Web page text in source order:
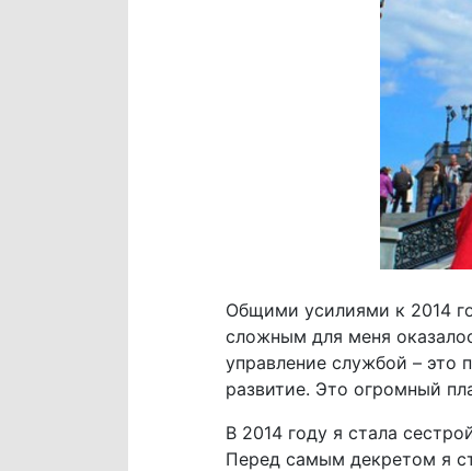
Общими усилиями к 2014
сложным для меня
управление службой – это
развитие. Это огромный
В 2014 году я стала
Перед самым декретом я